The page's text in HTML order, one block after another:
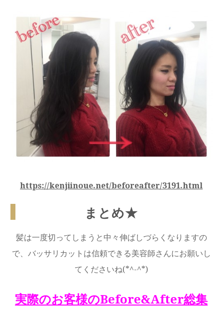
https://kenjiinoue.net/beforeafter/3191.html
まとめ★
髪は一度切ってしまうと中々伸ばしづらくなりますの
で、バッサリカットは信頼できる美容師さんにお願いし
てくださいね(*^-^*)
実際のお客様のBefore&After総集